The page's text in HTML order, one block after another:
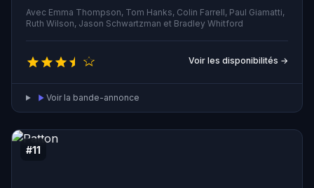
célèbre, Mary Poppins, en film. Mais Travers se révèle
être une personne difficile à convaincre, ayant un droit
de regard absolu sur l'adaptation. Elle critique le travail
préparatoire fourni par l'équipe. Au fil du temps, Disney
découvre les secrets de l'enfance de l'auteure et son
passé.
Avec Emma Thompson, Tom Hanks, Colin Farrell, Paul Giamatti,
Ruth Wilson, Jason Schwartzman et Bradley Whitford
Voir les disponibilités →
Voir la bande-annonce
#11